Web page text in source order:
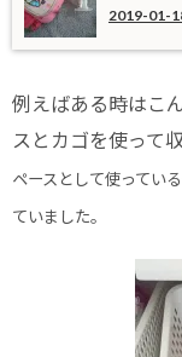
2019-01-
例えばある時はこ
スとカゴを使って
ペースとして使ってい
ていました。